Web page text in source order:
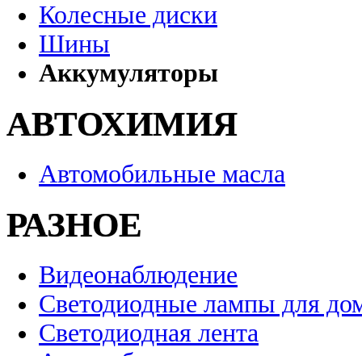
Колесные диски
Шины
Аккумуляторы
АВТОХИМИЯ
Автомобильные масла
РАЗНОЕ
Видеонаблюдение
Светодиодные лампы для
Светодиодная лента